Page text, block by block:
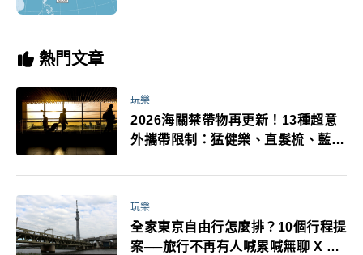
熱門文章
玩樂
2026海關禁帶物再更新！13種超意
外攜帶限制：猛健樂、直髮梳、藍牙
萬！注意事項一次看！
玩樂
全家東京自由行怎麼排？10個行程提
案──旅行不再有人喊累喊無聊 X 爸